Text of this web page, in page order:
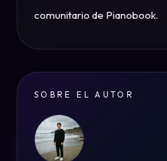
comunitario de Pianobook.
SOBRE EL AUTOR